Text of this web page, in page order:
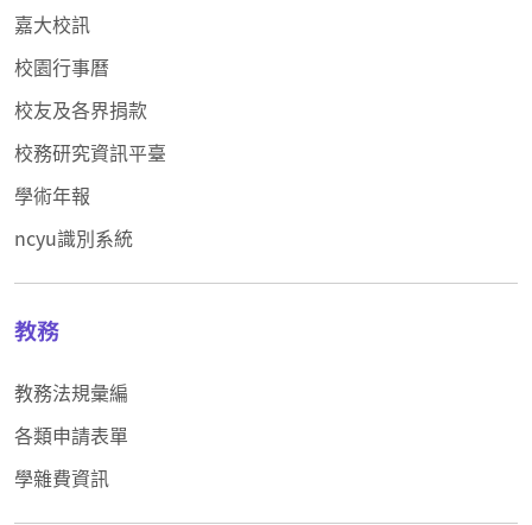
嘉大校訊
校園行事曆
校友及各界捐款
校務研究資訊平臺
學術年報
ncyu識別系統
教務
教務法規彙編
各類申請表單
學雜費資訊